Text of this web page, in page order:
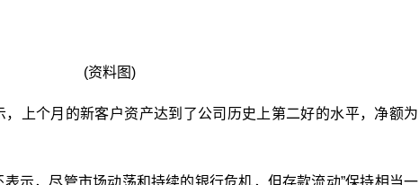
(资料图)
，上个月的新客户资产达到了公司历史上第二好的水平，净额为
示，尽管市场动荡和持续的银行危机，但存款流动”保持相当一